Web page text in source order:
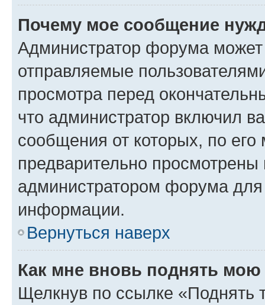
Почему мое сообщение
Администратор форума
отправляемые
просмотра перед
что администратор включил
сообщения от которых, по
предварительно
администратором форума
информации.
Вернуться наверх
Как мне вновь поднять мою
Щелкнув по ссылке «Поднять